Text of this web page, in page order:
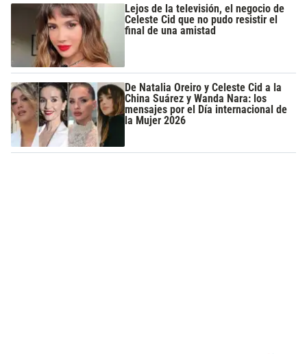
Lejos de la televisión, el negocio de
Celeste Cid que no pudo resistir el
final de una amistad
De Natalia Oreiro y Celeste Cid a la
China Suárez y Wanda Nara: los
mensajes por el Día internacional de
la Mujer 2026